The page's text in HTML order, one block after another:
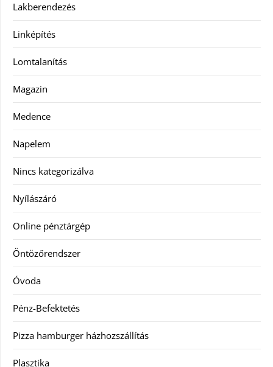
Lakberendezés
Linképítés
Lomtalanítás
Magazin
Medence
Napelem
Nincs kategorizálva
Nyílászáró
Online pénztárgép
Öntözőrendszer
Óvoda
Pénz-Befektetés
Pizza hamburger házhozszállítás
Plasztika